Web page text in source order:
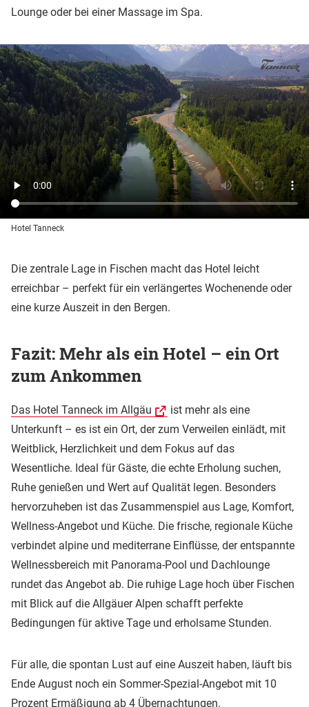
Lounge oder bei einer Massage im Spa.
Hotel Tanneck
Die zentrale Lage in Fischen macht das Hotel leicht
erreichbar – perfekt für ein verlängertes Wochenende oder
eine kurze Auszeit in den Bergen.
Fazit: Mehr als ein Hotel – ein Ort
zum Ankommen
Das Hotel Tanneck im Allgäu
ist mehr als eine
Unterkunft – es ist ein Ort, der zum Verweilen einlädt, mit
Weitblick, Herzlichkeit und dem Fokus auf das
Wesentliche. Ideal für Gäste, die echte Erholung suchen,
Ruhe genießen und Wert auf Qualität legen. Besonders
hervorzuheben ist das Zusammenspiel aus Lage, Komfort,
Wellness-Angebot und Küche. Die frische, regionale Küche
verbindet alpine und mediterrane Einflüsse, der entspannte
Wellnessbereich mit Panorama-Pool und Dachlounge
rundet das Angebot ab. Die ruhige Lage hoch über Fischen
mit Blick auf die Allgäuer Alpen schafft perfekte
Bedingungen für aktive Tage und erholsame Stunden.
Für alle, die spontan Lust auf eine Auszeit haben, läuft bis
Ende August noch ein Sommer-Spezial-Angebot mit 10
Prozent Ermäßigung ab 4 Übernachtungen.